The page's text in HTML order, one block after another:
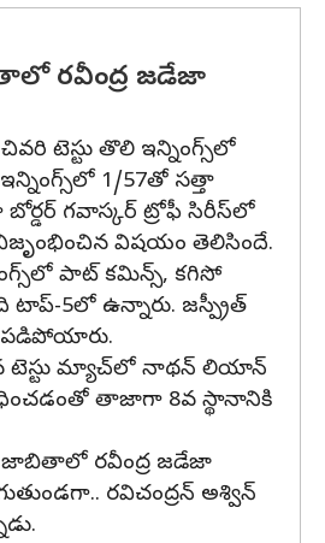
రవీంద్ర జడేజా
టెస్టు తొలి ఇన్నింగ్స్‌లో
1/57తో సత్తా
గవాస్కర్ ట్రోఫీ సిరీస్‌లో
విషయం తెలిసిందే.
పాట్ కమిన్స్, కగిసో
5లో ఉన్నారు. జస్ప్రీత్
పడిపోయారు.
టెస్టు మ్యాచ్‌లో నాథన్ లియాన్
తాజాగా 8వ స్థానానికి
జాబితాలో రవీంద్ర జడేజా
రవిచంద్రన్ అశ్విన్